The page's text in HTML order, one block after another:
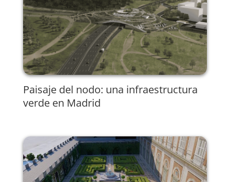
Paisaje del nodo: una infraestructura
verde en Madrid